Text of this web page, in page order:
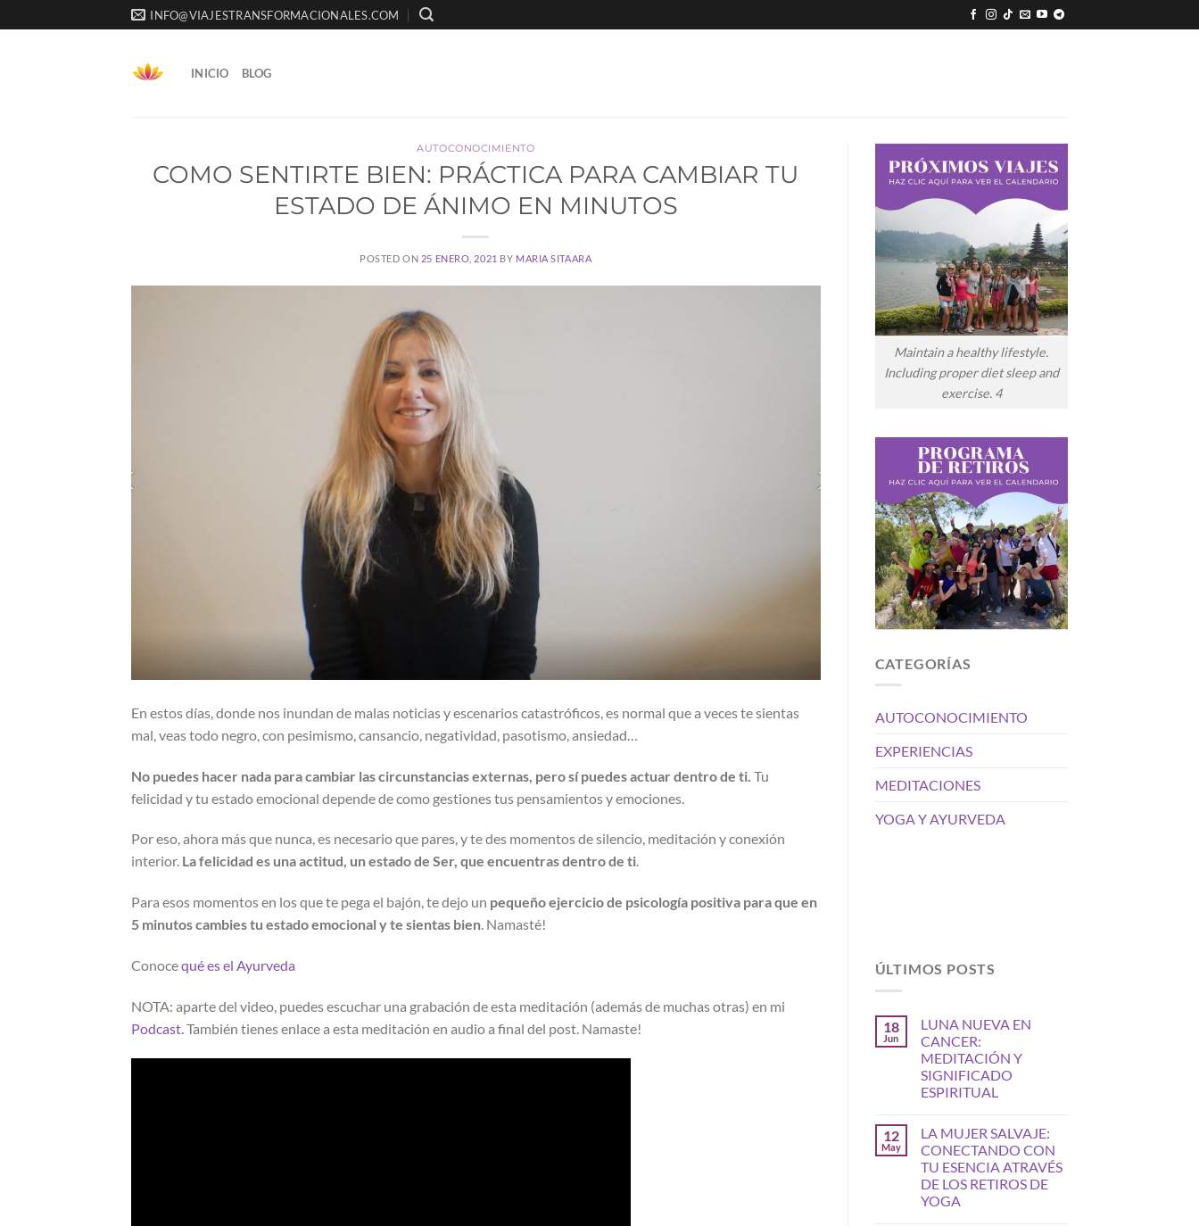
al
INFO@VIAJESTRANSFORMACIONALES.COM
INICIO BLOG
AUTOCONOCIMIENTO
COMO SENTIRTE BIEN: PRÁCTICA PARA CAMBIAR TU
ESTADO DE ÁNIMO EN MINUTOS
POSTED ON 25 ENERO, 2021 BY MARIA SITAARA
En estos días, donde nos inundan de malas noticias y escenarios catastróficos, es normal que a veces te sientas
mal, veas todo negro, con pesimismo, cansancio, negatividad, pasotismo, ansiedad…
No puedes hacer nada para cambiar las circunstancias externas, pero sí puedes actuar dentro de ti. Tu
felicidad y tu estado emocional depende de como gestiones tus pensamientos y emociones.
Por eso, ahora más que nunca, es necesario que pares, y te des momentos de silencio, meditación y conexión
interior. La felicidad es una actitud, un estado de Ser, que encuentras dentro de ti.
Para esos momentos en los que te pega el bajón, te dejo un pequeño ejercicio de psicología positiva para que en
5 minutos cambies tu estado emocional y te sientas bien. Namasté!
Conocequé es el Ayurveda
NOTA: aparte del video, puedes escuchar una grabación de esta meditación (además de muchas otras) en mi
Podcast. También tienes enlace a esta meditación en audio a final del post. Namaste!
Maintain a healthy lifestyle.
Including proper diet sleep and
exercise. 4
CATEGORÍAS
AUTOCONOCIMIENTO
EXPERIENCIAS
MEDITACIONES
YOGA Y AYURVEDA
ÚLTIMOS POSTS
18
Jun
LUNA NUEVA EN
CANCER:
MEDITACIÓN Y
SIGNIFICADO
ESPIRITUAL
12
May
LA MUJER SALVAJE:
CONECTANDO CON
TU ESENCIA ATRAVÉS
DE LOS RETIROS DE
YOGA